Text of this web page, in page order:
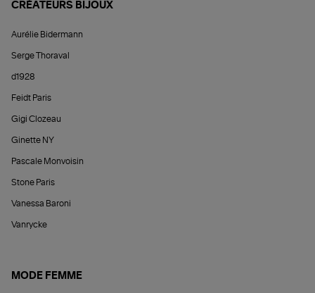
CRÉATEURS BIJOUX
Aurélie Bidermann
Serge Thoraval
d1928
Feidt Paris
Gigi Clozeau
Ginette NY
Pascale Monvoisin
Stone Paris
Vanessa Baroni
Vanrycke
MODE FEMME